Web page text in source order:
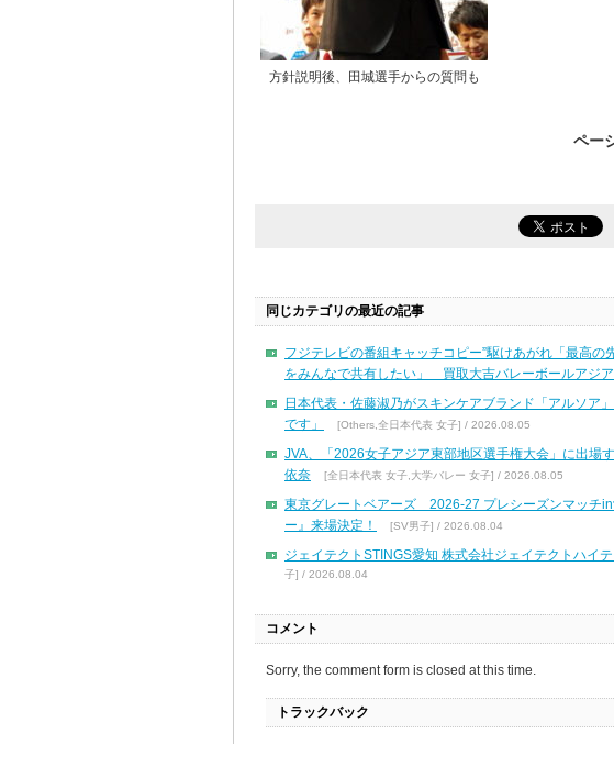
方針説明後、田城選手からの質問も
ペー
同じカテゴリの最近の記事
フジテレビの番組キャッチコピー”駆けあがれ「最高
をみんなで共有したい」 買取大吉バレーボールアジ
日本代表・佐藤淑乃がスキンケアブランド「アルソア
です」
[Others,全日本代表 女子] / 2026.08.05
JVA、「2026女子アジア東部地区選手権大会」に出場
依奈
[全日本代表 女子,大学バレー 女子] / 2026.08.05
東京グレートベアーズ 2026-27 プレシーズンマッチ
ー』来場決定！
[SV男子] / 2026.08.04
ジェイテクトSTINGS愛知 株式会社ジェイテクトハイ
子] / 2026.08.04
コメント
Sorry, the comment form is closed at this time.
トラックバック